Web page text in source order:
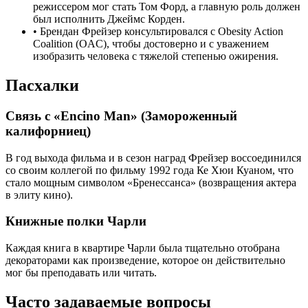
режиссером мог стать Том Форд, а главную роль должен
был исполнить Джеймс Корден.
• Брендан Фрейзер консультировался с Obesity Action
Coalition (OAC), чтобы достоверно и с уважением
изобразить человека с тяжелой степенью ожирения.
Пасхалки
Связь с «Encino Man» (Замороженный
калифорниец)
В год выхода фильма и в сезон наград Фрейзер воссоединился
со своим коллегой по фильму 1992 года Ке Хюи Куаном, что
стало мощным символом «Бренессанса» (возвращения актера
в элиту кино).
Книжные полки Чарли
Каждая книга в квартире Чарли была тщательно отобрана
декораторами как произведение, которое он действительно
мог бы преподавать или читать.
Часто задаваемые вопросы